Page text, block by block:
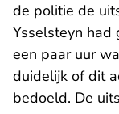
de politie de
Ysselsteyn had
een paar uur
duidelijk of dit
bedoeld. De